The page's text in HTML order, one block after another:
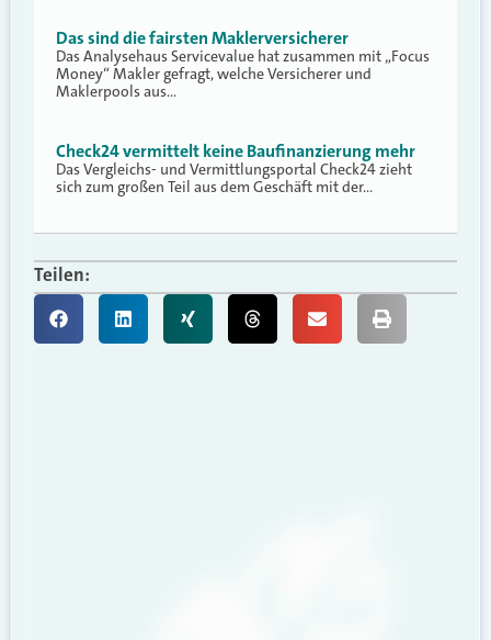
Das sind die fairsten Maklerversicherer
Das Analysehaus Servicevalue hat zusammen mit „Focus
Money“ Makler gefragt, welche Versicherer und
Maklerpools aus…
Check24 vermittelt keine Baufinanzierung mehr
Das Vergleichs- und Vermittlungsportal Check24 zieht
sich zum großen Teil aus dem Geschäft mit der…
Teilen: